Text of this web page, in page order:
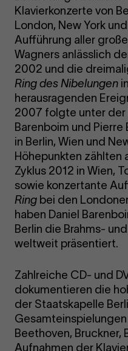
Klavierkonzerte von
London, New York
Aufführung aller
Wagners anlässlich
2002 und die
Ring des Nibelungen
herausragenden
2007 folgte unter der
Barenboim und Pierre
in Berlin, Wien und
Höhepunkten zählten
Zyklus 2012 in Wien,
sowie konzertante
Ring bei den
haben Daniel
Berlin die Brahms-
weltweit präsentiert.
Zahlreiche CD- und
dokumentieren die
der Staatskapelle
Beethoven, Bruckner,
Aufnahmen der